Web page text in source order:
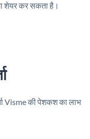
शेयर कर सकता है।
Visme की पेशकश का लाभ